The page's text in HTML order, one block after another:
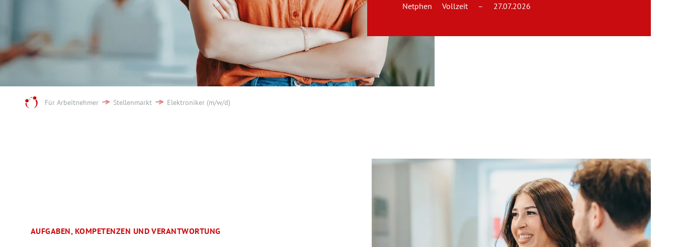
Netphen
Vollzeit – 27.07.2026
Für Arbeitnehmer Stellenmarkt Elektroniker (m/w/d)
AUFGABEN, KOMPETENZEN UND VERANTWORTUNG
Team
Kontakt